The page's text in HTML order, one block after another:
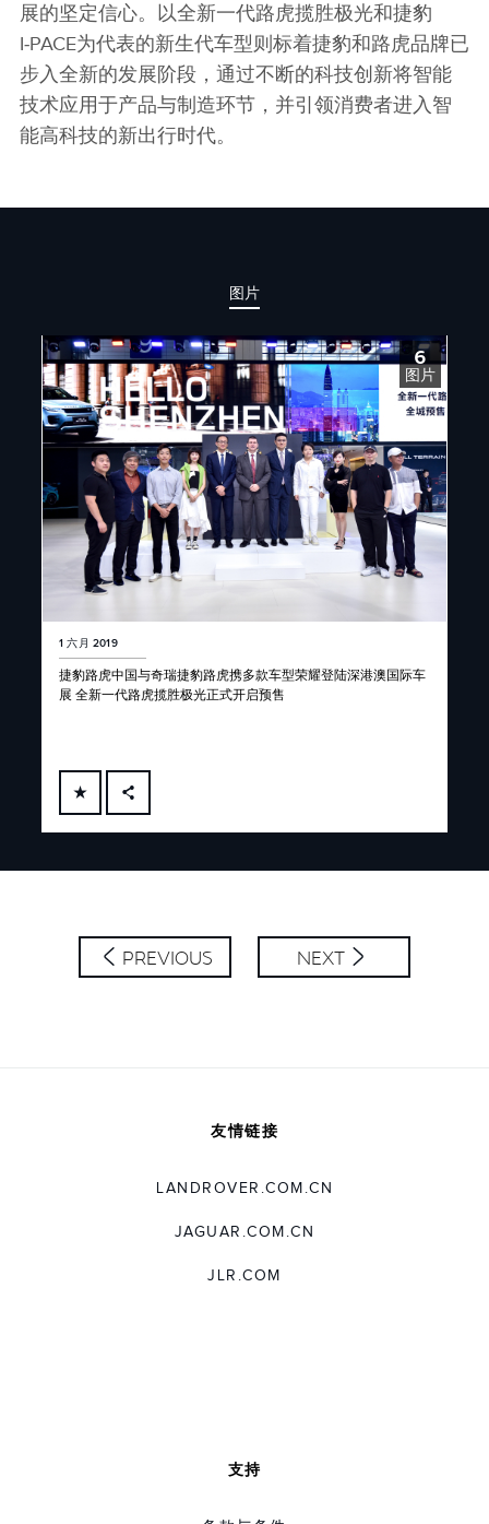
展的坚定信心。以全新一代路虎揽胜极光和捷豹
I‑PACE为代表的新生代车型则标着捷豹和路虎品牌已
步入全新的发展阶段，通过不断的科技创新将智能
技术应用于产品与制造环节，并引领消费者进入智
能高科技的新出行时代。
图片
6
图片
1 六月 2019
捷豹路虎中国与奇瑞捷豹路虎携多款车型荣耀登陆深港澳国际车
展 全新一代路虎揽胜极光正式开启预售
SHARE
PREVIOUS NEXT
友情链接
LANDROVER.COM.CN
JAGUAR.COM.CN
JLR.COM
支持